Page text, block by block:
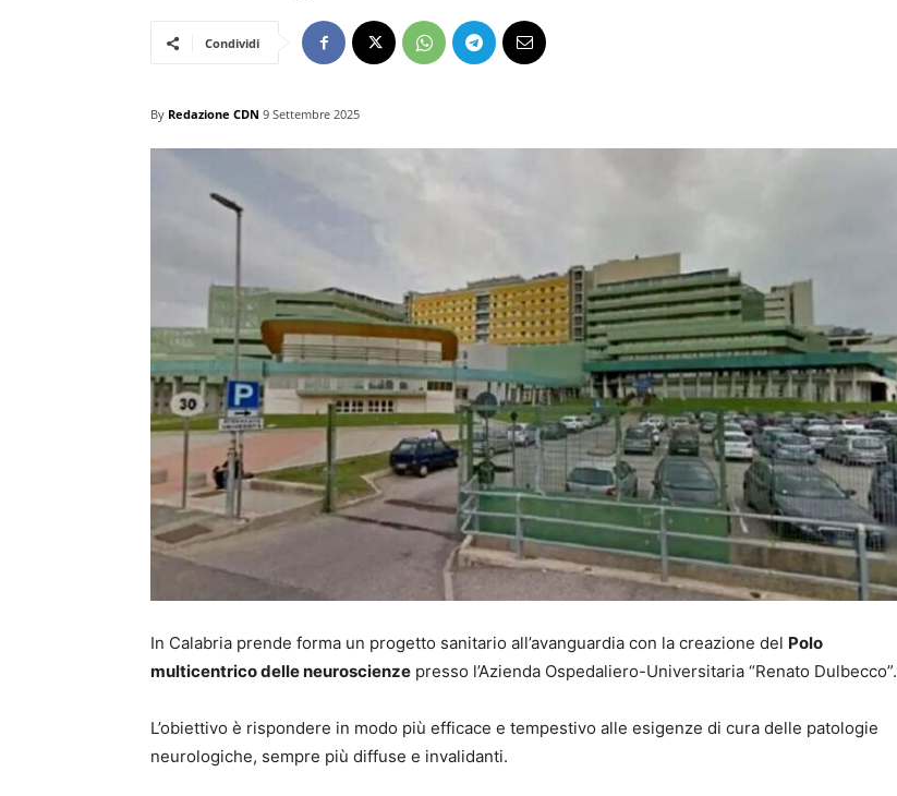
Condividi
By Redazione CDN 9 Settembre 2025
In Calabria prende forma un progetto sanitario all’avanguardia con la creazione del Polo
multicentrico delle neuroscienze presso l’Azienda Ospedaliero-Universitaria “Renato Dulbecco”.
L’obiettivo è rispondere in modo più efficace e tempestivo alle esigenze di cura delle patologie
neurologiche, sempre più diffuse e invalidanti.